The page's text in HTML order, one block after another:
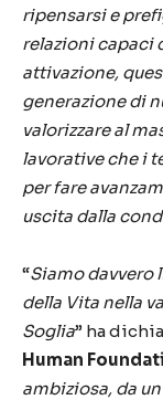
ripensarsi e
relazioni capaci
attivazione,
generazione di
valorizzare al
lavorative che i
per fare
uscita dalla
“Siamo davvero
della Vita nella
Soglia” ha
Human
ambiziosa, da